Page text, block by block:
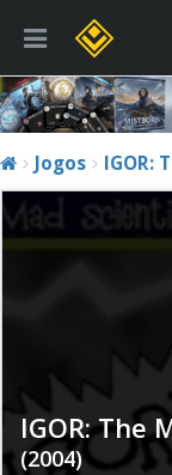
Jogos IGOR:
IGOR: The
(2004)